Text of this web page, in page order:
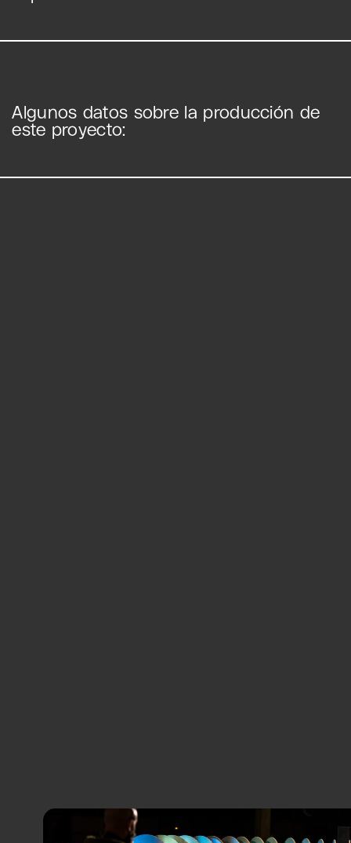
Algunos datos sobre la producción de
este proyecto: